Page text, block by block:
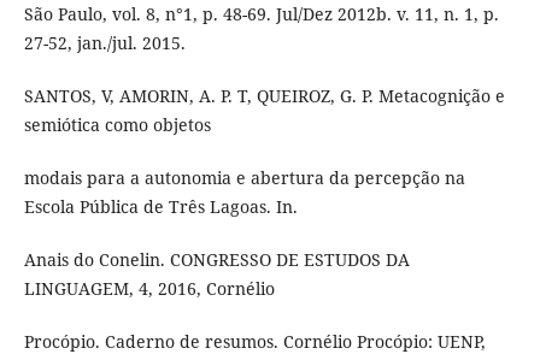
São Paulo, vol. 8, n°1, p. 48-69. Jul/Dez 2012b. v. 11, n. 1, p.
27-52, jan./jul. 2015.
SANTOS, V, AMORIN, A. P. T, QUEIROZ, G. P. Metacognição e
semiótica como objetos
modais para a autonomia e abertura da percepção na
Escola Pública de Três Lagoas. In.
Anais do Conelin. CONGRESSO DE ESTUDOS DA
LINGUAGEM, 4, 2016, Cornélio
Procópio. Caderno de resumos. Cornélio Procópio: UENP,